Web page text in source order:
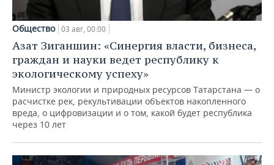
Общество 03 авг, 00:00
Азат Зиганшин: «Синергия власти, бизнеса,
граждан и науки ведет республику к
экологическому успеху»
Министр экологии и природных ресурсов Татарстана — о
расчистке рек, рекультивации объектов накопленного
вреда, о цифровизации и о том, какой будет республика
через 10 лет